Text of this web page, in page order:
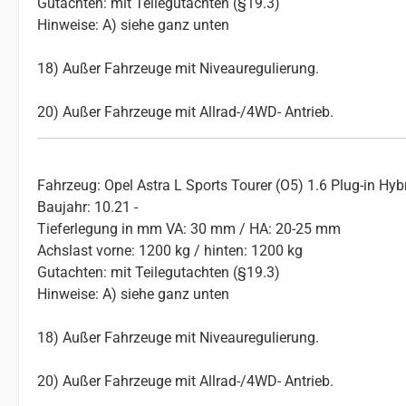
Gutachten: mit Teilegutachten (§19.3)
Hinweise: A) siehe ganz unten
18) Außer Fahrzeuge mit Niveauregulierung.
20) Außer Fahrzeuge mit Allrad-/4WD- Antrieb.
Fahrzeug: Opel Astra L Sports Tourer (O5) 1.6 Plug-in
Baujahr: 10.21 -
Tieferlegung in mm VA: 30 mm / HA: 20-25 mm
Achslast vorne: 1200 kg / hinten: 1200 kg
Gutachten: mit Teilegutachten (§19.3)
Hinweise: A) siehe ganz unten
18) Außer Fahrzeuge mit Niveauregulierung.
20) Außer Fahrzeuge mit Allrad-/4WD- Antrieb.